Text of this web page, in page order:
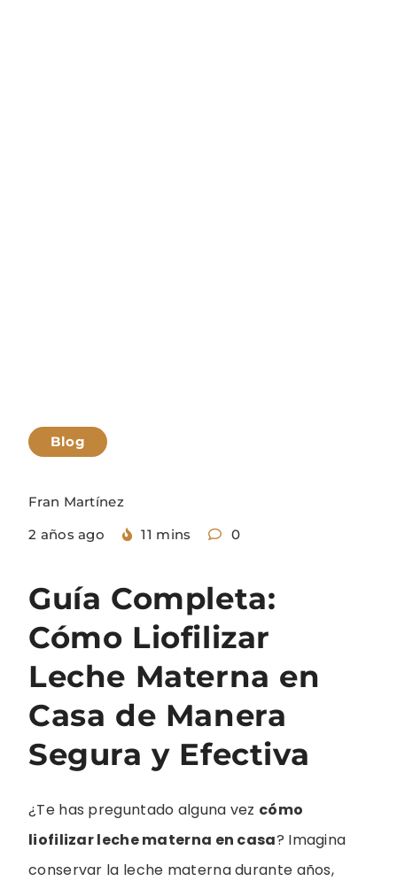
Blog
Fran Martínez
2 años ago
11 mins 0
Guía Completa:
Cómo Liofilizar
Leche Materna en
Casa de Manera
Segura y Efectiva
¿Te has preguntado alguna vez cómo
liofilizar leche materna en casa? Imagina
conservar la leche materna durante años,